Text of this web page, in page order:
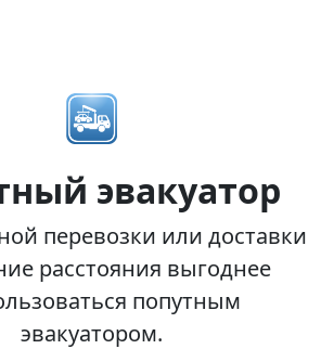
эвакуатор
перевозки или доставки
расстояния выгоднее
попутным
эвакуатором.